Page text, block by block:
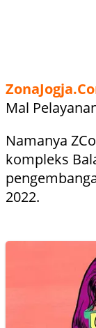
Mal
Namanya
kompleks
2022.